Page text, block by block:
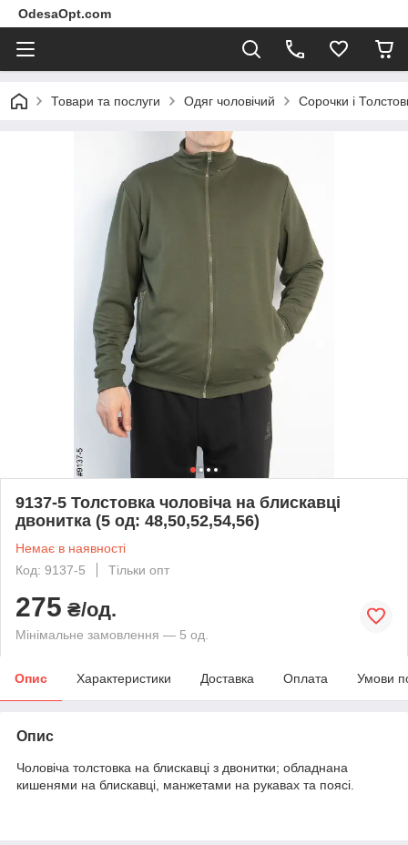
OdesaOpt.com
Товари та послуги Одяг чоловічий Сорочки і
9137-5 Толстовка чоловіча на блискавці
двонитка (5 од: 48,50,52,54,56)
Немає в наявності
Код: 9137-5
Тільки опт
275 ₴/од.
Мінімальне замовлення — 5 од.
Опис Характеристики Доставка Оплата Умови
Опис
Чоловіча толстовка на блискавці з двонитки; обладнана
кишенями на блискавці, манжетами на рукавах та поясі.